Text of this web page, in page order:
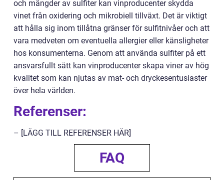
och mängder av sulfiter kan vinproducenter skydda
vinet från oxidering och mikrobiell tillväxt. Det är viktigt
att hålla sig inom tillåtna gränser för sulfitnivåer och att
vara medveten om eventuella allergier eller känsligheter
hos konsumenterna. Genom att använda sulfiter på ett
ansvarsfullt sätt kan vinproducenter skapa viner av hög
kvalitet som kan njutas av mat- och dryckesentusiaster
över hela världen.
Referenser:
– [LÄGG TILL REFERENSER HÄR]
FAQ